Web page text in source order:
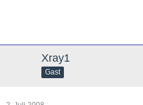
Xray1
Gast